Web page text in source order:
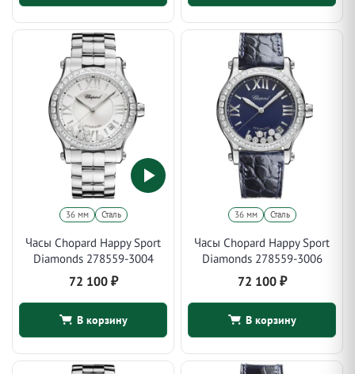
36 мм Сталь
Часы Chopard Happy Sport
Diamonds 278559-3004
72 100 ₽
В корзину
36 мм Сталь
Часы Chopard Happy Sport
Diamonds 278559-3006
72 100 ₽
В корзину